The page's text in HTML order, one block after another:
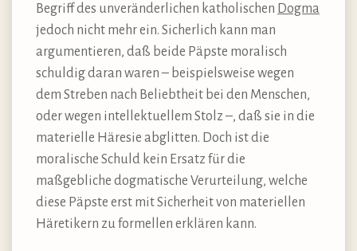
Begriff des unveränderlichen katholischen Dogma
jedoch nicht mehr ein. Sicherlich kann man
argumentieren, daß beide Päpste moralisch
schuldig daran waren – beispielsweise wegen
dem Streben nach Beliebtheit bei den Menschen,
oder wegen intellektuellem Stolz –, daß sie in die
materielle Häresie abglitten. Doch ist die
moralische Schuld kein Ersatz für die
maßgebliche dogmatische Verurteilung, welche
diese Päpste erst mit Sicherheit von materiellen
Häretikern zu formellen erklären kann.